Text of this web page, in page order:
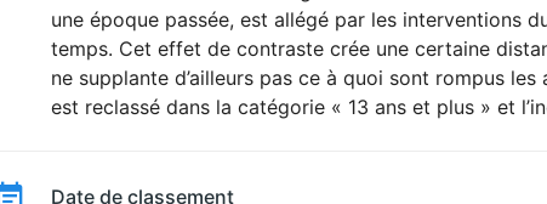
une époque passée, est allégé par les interventions
temps. Cet effet de contraste crée une certaine
ne supplante d’ailleurs pas ce à quoi sont rompus les
est reclassé dans la catégorie « 13 ans et plus » et
Date de classement